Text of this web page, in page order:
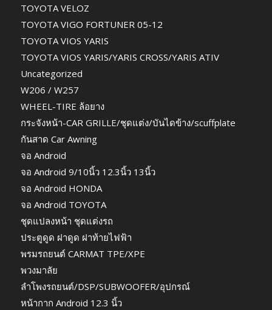
TOYOTA VELOZ
TOYOTA VIGO FORTUNER 05-12
TOYOTA VIOS YARIS
TOYOTA VIOS YARIS/YARIS CROSS/YARIS ATIV
Uncategorized
W206 / W257
WHEEL-TIRE ล้อยาง
กระจังหน้า-CAR GRILLE/ชุดแต่ง/บันไดข้าง/scuffplate
กันสาด Car Awning
จอ Android
จอ Android 9/10นิ้ว 12.3นิ้ว 13นิ้ว
จอ Android HONDA
จอ Android TOYOTA
ชุดแปลงหน้า ชุดแต่งรถ
ประตูดูด ฝาดูด ฝาท้ายไฟฟ้า
พรมรถยนต์ CARMAT TPE/XPE
พวงมาลัย
ลำโพงรถยนต์/DSP/SUBWOOFER/อุปกรณ์
หน้ากาก Android 12.3 นิ้ว